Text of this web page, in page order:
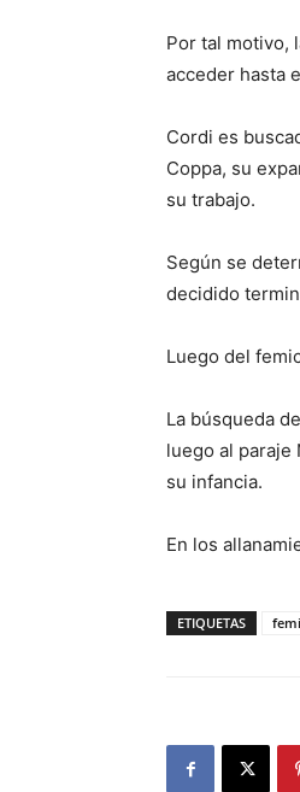
Por tal motivo,
acceder hasta
Cordi es
Coppa, su
su trabajo.
Según se
decidido
Luego del
La búsqueda
luego al paraje
su infancia.
En los
ETIQUETAS